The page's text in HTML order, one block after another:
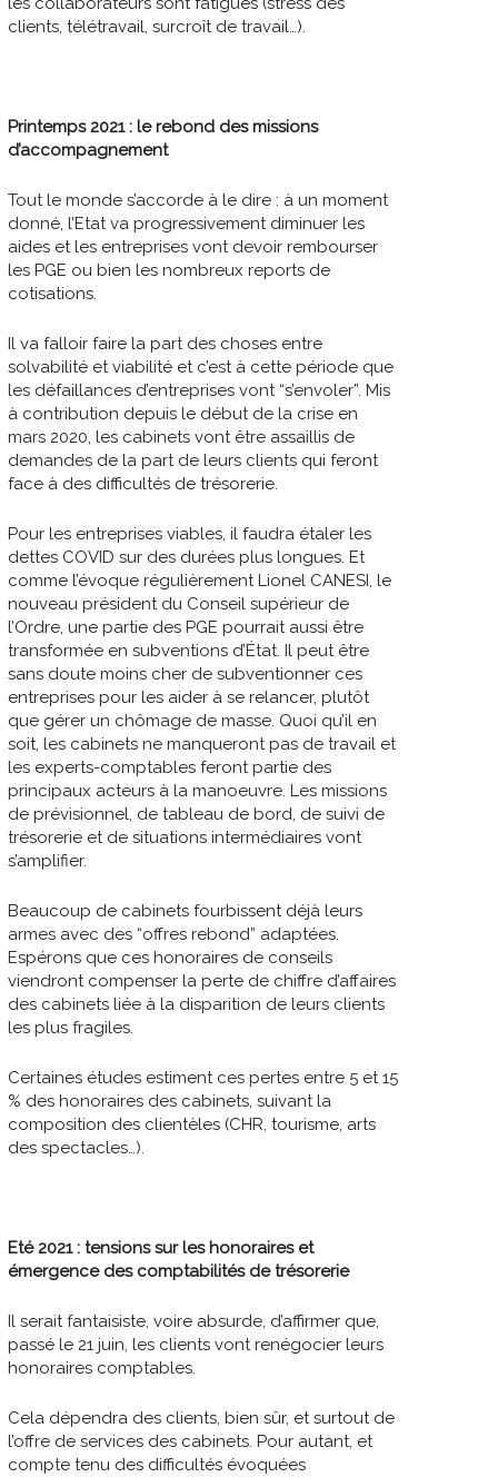
clients, télétravail, surcroît de travail…).
Printemps 2021 : le rebond des missions
d’accompagnement
Tout le monde s’accorde à le dire : à un moment
donné, l’Etat va progressivement diminuer les
aides et les entreprises vont devoir rembourser
les PGE ou bien les nombreux reports de
cotisations.
Il va falloir faire la part des choses entre
solvabilité et viabilité et c’est à cette période que
les défaillances d’entreprises vont “s’envoler”. Mis
à contribution depuis le début de la crise en
mars 2020, les cabinets vont être assaillis de
demandes de la part de leurs clients qui feront
face à des difficultés de trésorerie.
Pour les entreprises viables, il faudra étaler les
dettes COVID sur des durées plus longues. Et
comme l’évoque régulièrement Lionel CANESI, le
nouveau président du Conseil supérieur de
l’Ordre, une partie des PGE pourrait aussi être
transformée en subventions d’État. Il peut être
sans doute moins cher de subventionner ces
entreprises pour les aider à se relancer, plutôt
que gérer un chômage de masse. Quoi qu’il en
soit, les cabinets ne manqueront pas de travail et
les experts-comptables feront partie des
principaux acteurs à la manoeuvre. Les missions
de prévisionnel, de tableau de bord, de suivi de
trésorerie et de situations intermédiaires vont
s’amplifier.
Beaucoup de cabinets fourbissent déjà leurs
armes avec des “offres rebond” adaptées.
Espérons que ces honoraires de conseils
viendront compenser la perte de chiffre d’affaires
des cabinets liée à la disparition de leurs clients
les plus fragiles.
Certaines études estiment ces pertes entre 5 et 15
% des honoraires des cabinets, suivant la
composition des clientèles (CHR, tourisme, arts
des spectacles…).
Eté 2021 : tensions sur les honoraires et
émergence des comptabilités de trésorerie
Il serait fantaisiste, voire absurde, d’affirmer que,
passé le 21 juin, les clients vont renégocier leurs
honoraires comptables.
Cela dépendra des clients, bien sûr, et surtout de
l’offre de services des cabinets. Pour autant, et
compte tenu des difficultés évoquées